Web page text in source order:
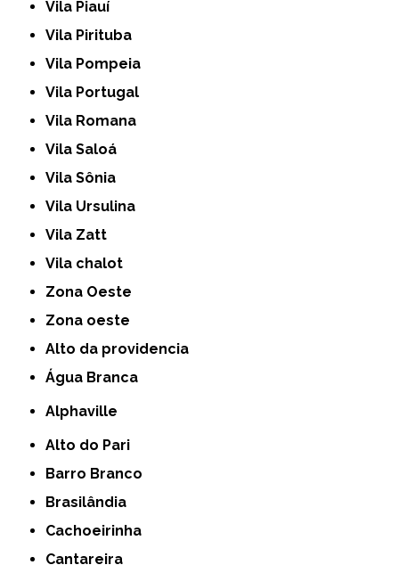
Vila Piauí
Vila Pirituba
Vila Pompeia
Vila Portugal
Vila Romana
Vila Saloá
Vila Sônia
Vila Ursulina
Vila Zatt
Vila chalot
Zona Oeste
Zona oeste
alto da providencia
Água Branca
Alphaville
Alto do Pari
Barro Branco
Brasilândia
Cachoeirinha
Cantareira